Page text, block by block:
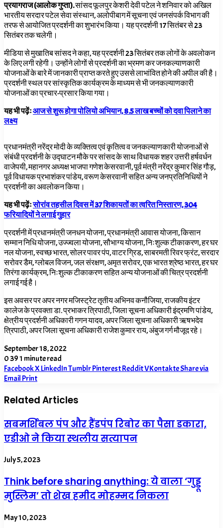
प्रयागराज (आलोक गुप्ता).सांसद फूलपुर केशरी देवी पटेल ने शनिवार को अखिल
भारतीय सरदार पटेल सेवा संस्थान, अलोपीबाग में सूचना एवं जनसंपर्क विभाग की
तरफ से आयोजित प्रदर्शनी का शुभारंभ किया। यह प्रदर्शनी 17 सितंबर से 23
सितंबर तक चलेगी।
मीडिया से मुखातिब सांसद ने कहा, यह प्रदर्शनी 23 सितंबर तक लोगों के अवलोकन
के लिए लगी रहेगी। उन्होंने लोगों से प्रदर्शनी का भ्रमण कर जनकल्याणकारी
योजनाओं के बारे में जानकारी प्राप्त करते हुए उससे लाभांवित होने की अपील की है।
प्रदर्शनी स्थल पर सांस्कृतिक कार्यक्रम के माध्यम से भी जनकल्याणकारी
योजनाओं का प्रचार-प्रसार किया गया।
यह भी पढ़ेंःआज से शुरू होगा पोलियो अभियान, 8.5 लाख बच्चों को दवा पिलाने का
लक्ष्य
प्रधानमंत्री नरेंद्र मोदी के व्यक्तित्व एवं कृतित्व व जनकल्याणकारी योजनाओं से
संबंधी प्रदर्शनी के उद्घाटन मौके पर सांसद के साथ विधायक शहर उत्तरी हर्षवर्धन
वाजेपयी, महानगर अध्यक्ष भाजपा गणेश केसरवानी, पूर्व मंत्री नरेंद्र कुमार सिंह गौड़,
पूर्व विधायक प्रभाशंकर पांडेय, वरूण केसरवानी सहित अन्य जनप्रतिनिधियों ने
प्रदर्शनी का अवलोकन किया।
यह भी पढ़ेंःसोरांव तहसील दिवस में 37 शिकायतों का त्वरित निस्तारण, 304
फरियादियों ने लगाई गुहार
प्रदर्शनी में प्रधानमंत्री जनधन योजना, प्रधानमंत्री आवास योजना, किसान
सम्मान निधि योजना, उज्ज्वला योजना, सौभाग्य योजना, निःशुल्क टीकाकरण, हर घर
नल योजना, स्वच्छ भारत, सोलर पावर पंप, वाटर ग्रिड, साबरमती रिवर फ्रंट, सरदार
सरोवर डैम, ग्लोबल विजन, जल संरक्षण, अमृत सरोवर, एक भारत श्रेष्ठ भारत, हर घर
तिरंगा कार्यक्रम, निःशुल्क टीकाकरण सहित अन्य योजनाओं की चित्र प्रदर्शनी
लगाई गई है।
इस अवसर पर अपर नगर मजिस्ट्रेट तृतीय अभिनव कनौजिया, राजकीय इंटर
कालेज के प्रवक्ता डा. प्रभाकर त्रिपाठी, जिला सूचना अधिकारी इंद्रमणि पांडेय,
क्षेत्रीय प्रदर्शनी अधिकारी गगन यादव, अपर जिला सूचना अधिकारी ऋषभदेव
त्रिपाठी, अपर जिला सूचना अधिकारी राजेश कुमार राय, अंबुज गर्ग मौजूद रहे।
September 18, 2022
0391 minute read
FacebookXLinkedInTumblrPinterestRedditVKontakteShare via
Email Print
Related Articles
सबमर्शिबल पंप और हैंडपंप रिबोर का पैसा डकारा,
एडीओ ने किया स्थलीय सत्यापन
July 5, 2023
Think before sharing anything: ये वाला ‘गुड्डू
मुस्लिम’ तो शेख हमीद मोहम्मद निकला
May 10, 2023